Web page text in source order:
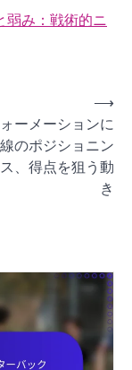
み：戦術的ニ
ーメーションに
のポジショニン
、得点を狙う動
き
⟶